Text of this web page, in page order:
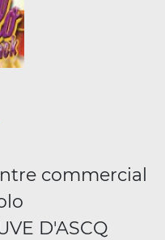
commercial
D'ASCQ